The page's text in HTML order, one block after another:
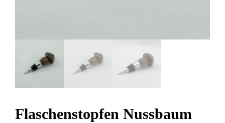
Flaschenstopfen Nussbaum